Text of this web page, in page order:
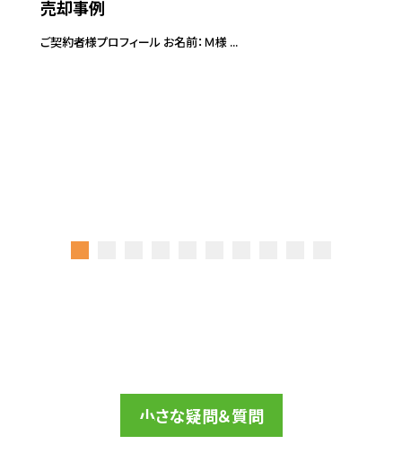
売却事例
ご契約者様プロフィール お名前：Ｍ様 ...
小さな疑問＆質問